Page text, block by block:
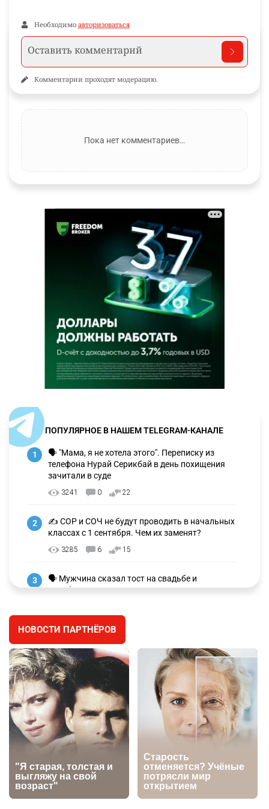
Необходимо авторизоваться
Комментарии проходят модерацию.
Пока нет комментариев…
ПОПУЛЯРНОЕ В НАШЕМ TELEGRAM-КАНАЛЕ
1
🗣 "Мама, я не хотела этого". Переписку из
телефона Нурай Серикбай в день похищения
зачитали в суде
3241 0 22
2
✍️ СОР и СОЧ не будут проводить в начальных
классах с 1 сентября. Чем их заменят?
3285 6 15
3
🗣 Мужчина сказал тост на свадьбе и
заработал уголовное дело
🐏 Скота больше, а мясо дороже. Почему в
Казахстане продолжают расти цены на
баранину и конину
2678
5
⚠️ Доброе утро, друзья! Предлагаем обзор
главных новостей за 4 августа
2790 0 1
6
🗣Глава государства направил телеграмму
соболезнования родным и близким Халық
қаһарманы Ивана Гапича
2771 2 42
НОВОСТИ ПАРТНЁРОВ